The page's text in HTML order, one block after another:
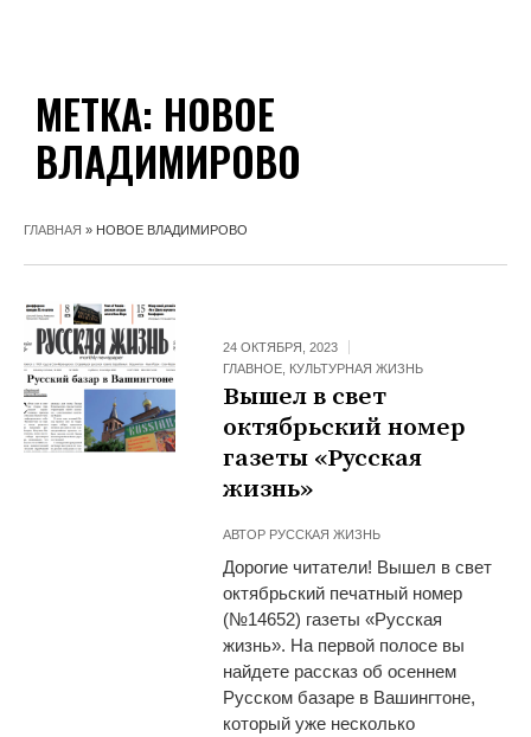
МЕТКА: НОВОЕ
ВЛАДИМИРОВО
ГЛАВНАЯ » НОВОЕ ВЛАДИМИРОВО
24 ОКТЯБРЯ, 2023
ГЛАВНОЕ КУЛЬТУРНАЯ ЖИЗНЬ
Вышел в свет
октябрьский номер
газеты «Русская
жизнь»
АВТОР РУССКАЯ ЖИЗНЬ
Дорогие читатели! Вышел в свет
октябрьский печатный номер
(№14652) газеты «Русская
жизнь». На первой полосе вы
найдете рассказ об осеннем
Русском базаре в Вашингтоне,
который уже несколько